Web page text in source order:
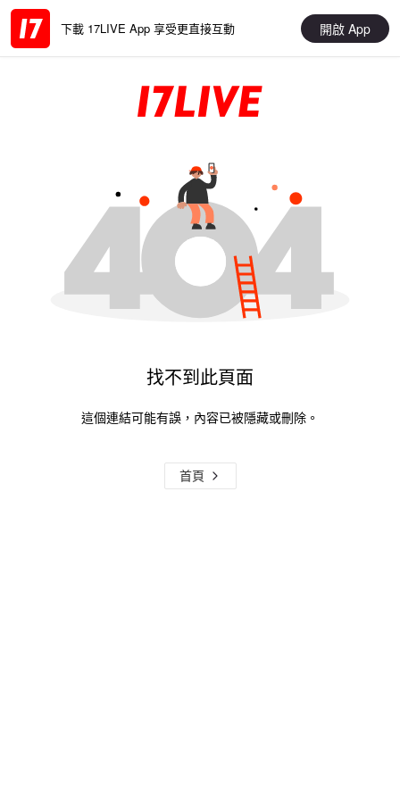
下載 17LIVE App 享受更直接互動 開啟 App
找不到此頁面
這個連結可能有誤，內容已被隱藏或刪除。
首頁